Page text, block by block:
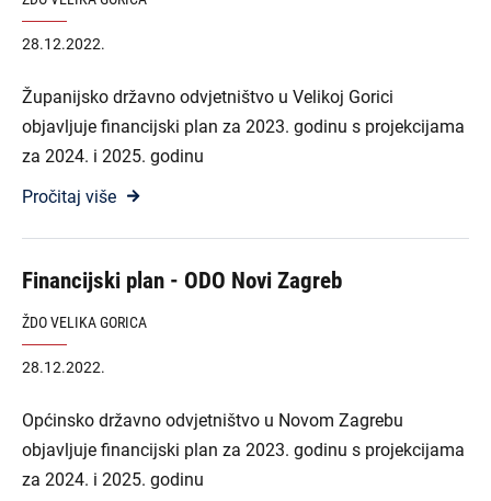
28.12.2022.
Županijsko državno odvjetništvo u Velikoj Gorici
objavljuje financijski plan za 2023. godinu s projekcijama
za 2024. i 2025. godinu
Pročitaj više
Financijski plan - ODO Novi Zagreb
ŽDO VELIKA GORICA
28.12.2022.
Općinsko državno odvjetništvo u Novom Zagrebu
objavljuje financijski plan za 2023. godinu s projekcijama
za 2024. i 2025. godinu